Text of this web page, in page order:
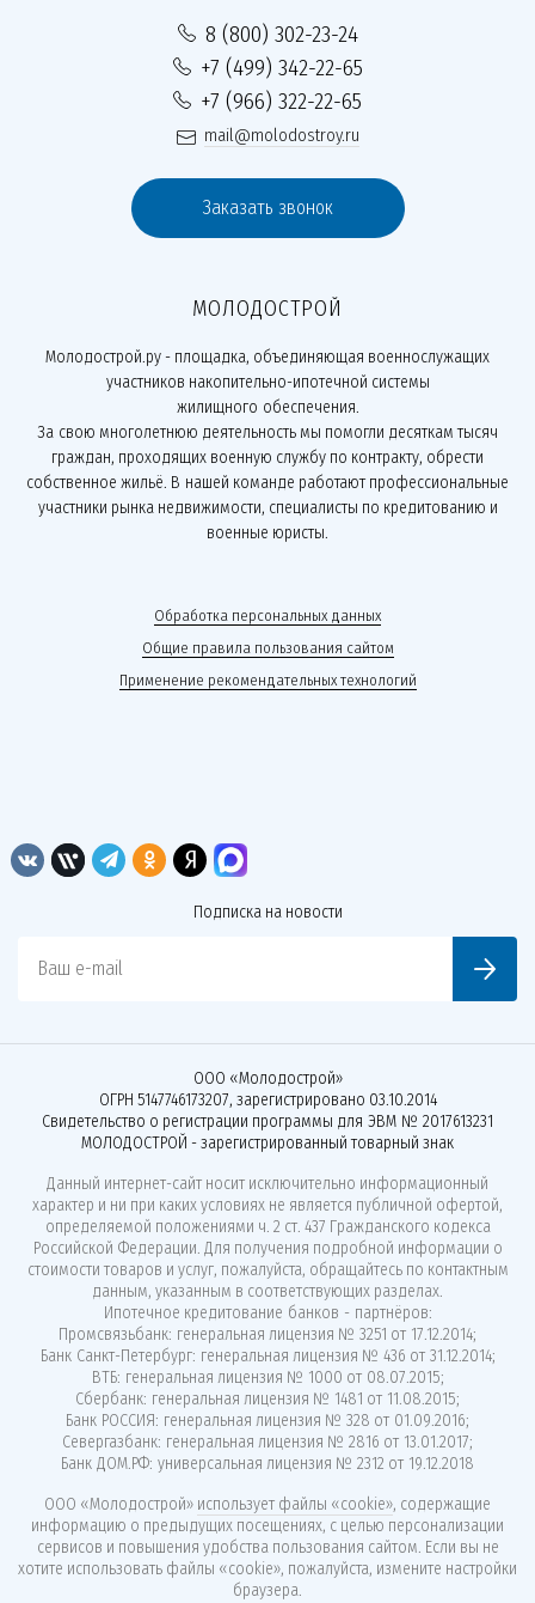
8 (800) 302-23-24
+7 (499) 342-22-65
+7 (966) 322-22-65
mail@molodostroy.ru
Заказать звонок
МОЛОДОСТРОЙ
Молодострой.ру - площадка, объединяющая военнослужащих
участников накопительно-ипотечной системы
жилищного обеспечения.
За свою многолетнюю деятельность мы помогли десяткам тысяч
граждан, проходящих военную службу по контракту, обрести
собственное жильё. В нашей команде работают профессиональные
участники рынка недвижимости, специалисты по кредитованию и
военные юристы.
Обработка персональных данных
Общие правила пользования сайтом
Применение рекомендательных технологий
Подписка на новости
Ваш e-mail
ООО «Молодострой»
ОГРН 5147746173207, зарегистрировано 03.10.2014
Свидетельство о регистрации программы для ЭВМ № 2017613231
МОЛОДОСТРОЙ - зарегистрированный товарный знак
Данный интернет-сайт носит исключительно информационный
характер и ни при каких условиях не является публичной офертой,
определяемой положениями ч. 2 ст. 437 Гражданского кодекса
Российской Федерации. Для получения подробной информации о
стоимости товаров и услуг, пожалуйста, обращайтесь по контактным
данным, указанным в соответствующих разделах.
Ипотечное кредитование банков - партнёров:
Промсвязьбанк: генеральная лицензия № 3251 от 17.12.2014;
Банк Санкт-Петербург: генеральная лицензия № 436 от 31.12.2014;
ВТБ: генеральная лицензия № 1000 от 08.07.2015;
Сбербанк: генеральная лицензия № 1481 от 11.08.2015;
Банк РОССИЯ: генеральная лицензия № 328 от 01.09.2016;
Севергазбанк: генеральная лицензия № 2816 от 13.01.2017;
Банк ДОМ.РФ: универсальная лицензия № 2312 от 19.12.2018
ООО «Молодострой» использует файлы «cookie», содержащие
информацию о предыдущих посещениях, с целью персонализации
сервисов и повышения удобства пользования сайтом. Если вы не
хотите использовать файлы «cookie», пожалуйста, измените настройки
браузера.